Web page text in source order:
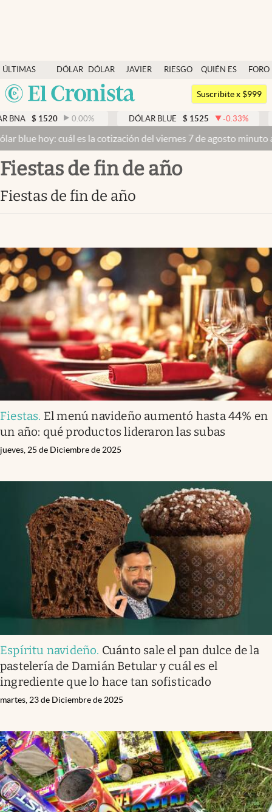
ÚLTIMAS
NOTICIAS
DÓLAR
DÓLAR
BLUE
JAVIER
RIESGO
QUIÉN ES
QUIÉN
FORO
Argentina
México
Dólar
Members
Economía y Política
Finanzas y Mercados
Mercados Online
Apertura
Infotechnology
Clase
Clima
Mundial 2026
Eventos Corporativos
El Cronista Studio
Mediakit
abre en nueva pestaña
Argentina
Suscribite x $999
0.00 % DÓLAR BLUE 1525 -0.33% DÓLAR
es la cotización del viernes 7 de agosto minuto a minutoDólar
fiestas de fin de año
fiestas de fin de año
Fiestas. El menú navideño aumentó hasta 44% en
un año: qué productos lideraron las subas
jueves, 25 de Diciembre de 2025
Espíritu navideño. Cuánto sale el pan dulce de la
pastelería de Damián Betular y cuál es el
ingrediente que lo hace tan sofisticado
martes, 23 de Diciembre de 2025